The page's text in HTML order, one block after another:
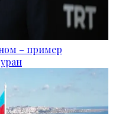
– пример